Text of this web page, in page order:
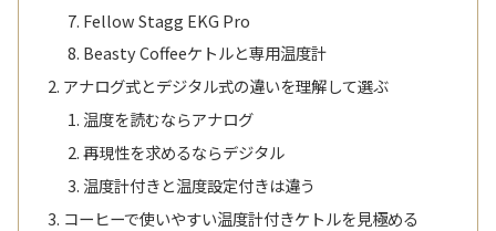
Fellow Stagg EKG Pro
Beasty Coffeeケトルと専用温度計
アナログ式とデジタル式の違いを理解して選ぶ
温度を読むならアナログ
再現性を求めるならデジタル
温度計付きと温度設定付きは違う
コーヒーで使いやすい温度計付きケトルを見極める